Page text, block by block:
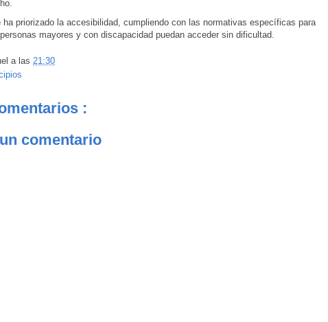
ha priorizado la accesibilidad, cumpliendo con las normativas específicas para
mayores y con discapacidad puedan acceder sin dificultad.
a las 21:30
:
comentario